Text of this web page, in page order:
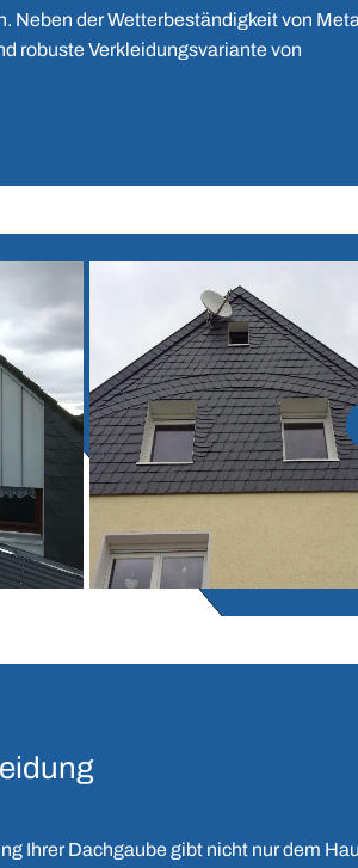
Neben der Wetterbeständigkeit von
robuste Verkleidungsvariante von
Ihrer Dachgaube gibt nicht nur dem